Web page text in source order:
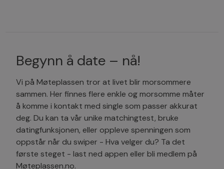
Begynn å date – nå!
Vi på Møteplassen tror at livet blir morsommere
sammen. Her finnes flere enkle og morsomme måter
å komme i kontakt med single som passer akkurat
deg. Du kan ta vår unike matchingtest, bruke
datingfunksjonen, eller oppleve spenningen som
oppstår når du swiper - Hva velger du? Ta det
første steget - last ned appen eller bli medlem på
Møteplassen.no.